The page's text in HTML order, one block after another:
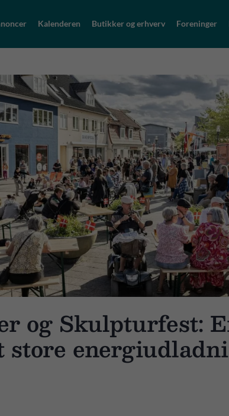
Kalenderen Butikker og erhverv Foreninger
og Skulpturfest:
store